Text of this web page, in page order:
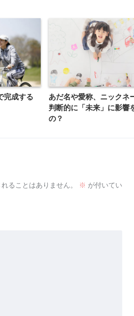
完成する
あだ名や愛称、ニックネ
判断的に「未来」に影響
の？
ることはありません。 ※ が付いてい